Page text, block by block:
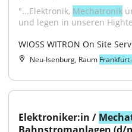
"...Elektronik, Mechatronik
und legen in unseren
WIOSS WITRON On Site
Neu-Isenburg, Raum Frankfurt
Elektroniker:in /